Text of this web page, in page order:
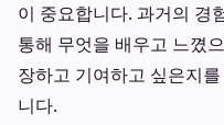
이 중요합니다. 과거의 경
통해 무엇을 배우고 느꼈
장하고 기여하고 싶은지
니다.